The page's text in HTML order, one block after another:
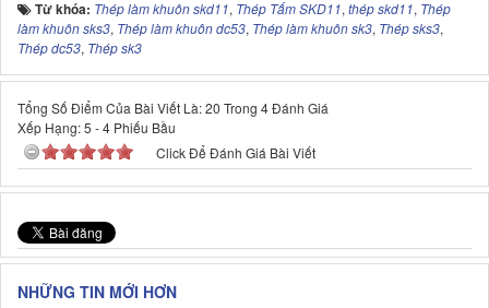
Từ khóa: Thép làm khuôn skd11, Thép Tấm SKD11, thép skd11, Thép
làm khuôn sks3, Thép làm khuôn dc53, Thép làm khuôn sk3, Thép sks3,
Thép dc53, Thép sk3
Tổng Số Điểm Của Bài Viết Là: 20 Trong 4 Đánh Giá
Xếp Hạng:5 -4 Phiếu Bầu
Click Để Đánh Giá Bài Viết
NHỮNG TIN MỚI HƠN